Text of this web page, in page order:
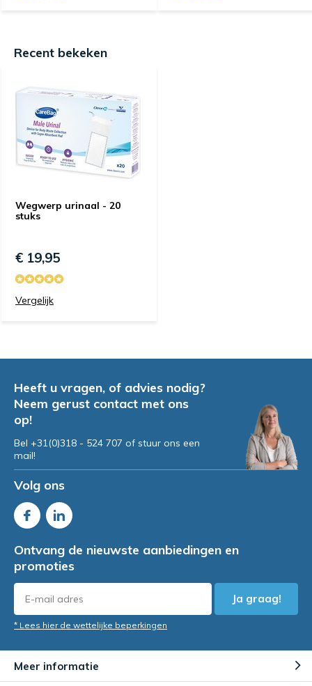
Recent bekeken
Wegwerp urinaal - 20
stuks
€ 19,95
Vergelijk
Heeft u vragen, of advies nodig?
Neem gerust contact met ons
op!
Bel +31(0)318 - 524 707 of stuur ons een
mail!
Volg ons
Ontvang de nieuwste aanbiedingen en
promoties
Ja graag!
* Lees hier de wettelijke beperkingen
Meer informatie